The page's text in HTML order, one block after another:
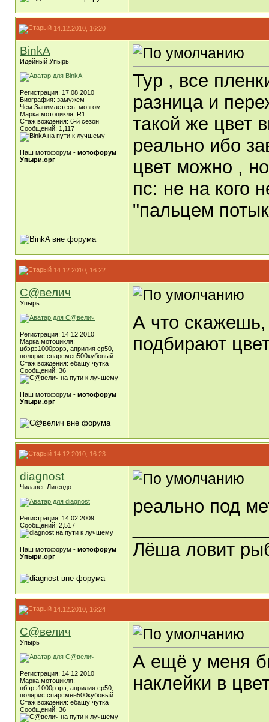
14.12.2010, 16:20
BinkA
Идейный Упырь
Регистрация: 17.08.2010
Биография: замужем
Чем Занимаетесь: мозгом
Марка мотоцикля: R1
Стаж вождения: 6-й сезон
Сообщений: 1,117
Наш мотофорум - мотофорум
Упыри.орг
Тур , все
разница и
такой же цвет
реально ибо
цвет можно ,
пс: не на кого
"пальцем
14.12.2010, 16:22
С@велич
Упырь
Регистрация: 14.12.2010
Марка мотоцикля:
цбэрэ1000рэрэ, априлия ср50,
полярис спарсмен500кубовый
Стаж вождения: ебашу чутка
Сообщений: 36
Наш мотофорум - мотофорум
Упыри.орг
А что скажешь,
подбирают
14.12.2010, 16:23
diagnost
Чилавег-Лигендо
Регистрация: 14.02.2009
Сообщений: 2,517
Наш мотофорум - мотофорум
Упыри.орг
реально под
Лёша ловит
14.12.2010, 16:24
С@велич
Упырь
Регистрация: 14.12.2010
Марка мотоцикля:
цбэрэ1000рэрэ, априлия ср50,
полярис спарсмен500кубовый
Стаж вождения: ебашу чутка
Сообщений: 36
А ещё у меня
наклейки в